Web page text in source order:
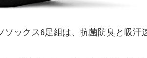
ソックス6足組は、抗菌防臭と吸汗